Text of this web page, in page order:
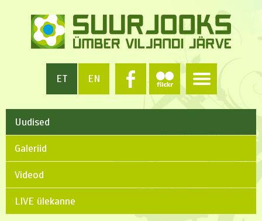
ET EN
Uudised
Galeriid
Videod
LIVE ülekanne